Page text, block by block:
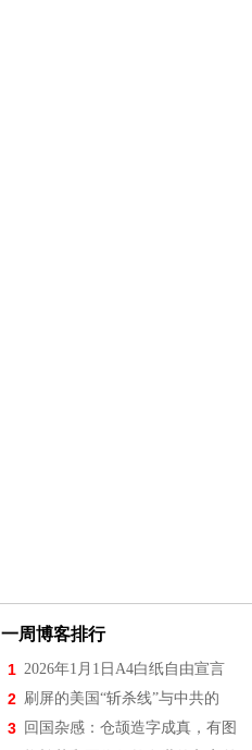
一周博客排行
1 2026年1月1日A4白纸自由宣言
2 刷屏的美国“斩杀线”与中共的
3 回国杂感：仓颉造字成真，有图